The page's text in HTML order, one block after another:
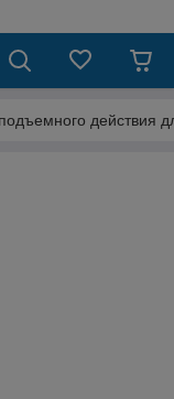
действия